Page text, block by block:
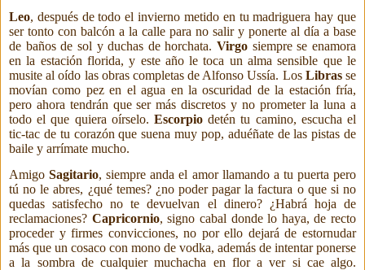
Leo, después de todo el invierno metido en tu madriguera hay que
ser tonto con balcón a la calle para no salir y ponerte al día a base
de baños de sol y duchas de horchata. Virgo siempre se enamora
en la estación florida, y este año le toca un alma sensible que le
musite al oído las obras completas de Alfonso Ussía. Los Librasse
movían como pez en el agua en la oscuridad de la estación fría,
pero ahora tendrán que ser más discretos y no prometer la luna a
todo el que quiera oírselo. Escorpio detén tu camino, escucha el
tic-tac de tu corazón que suena muy pop, aduéñate de las pistas de
baile y arrímate mucho.
AmigoSagitario, siempre anda el amor llamando a tu puerta pero
tú no le abres, ¿qué temes? ¿no poder pagar la factura o que si no
quedas satisfecho no te devuelvan el dinero? ¿Habrá hoja de
reclamaciones? Capricornio, signo cabal donde lo haya, de recto
proceder y firmes convicciones, no por ello dejará de estornudar
más que un cosaco con mono de vodka, además de intentar ponerse
a la sombra de cualquier muchacha en flor a ver si cae algo.